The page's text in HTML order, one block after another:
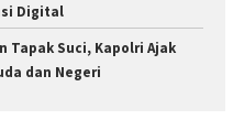
Digital
Tapak Suci, Kapolri Ajak
dan Negeri